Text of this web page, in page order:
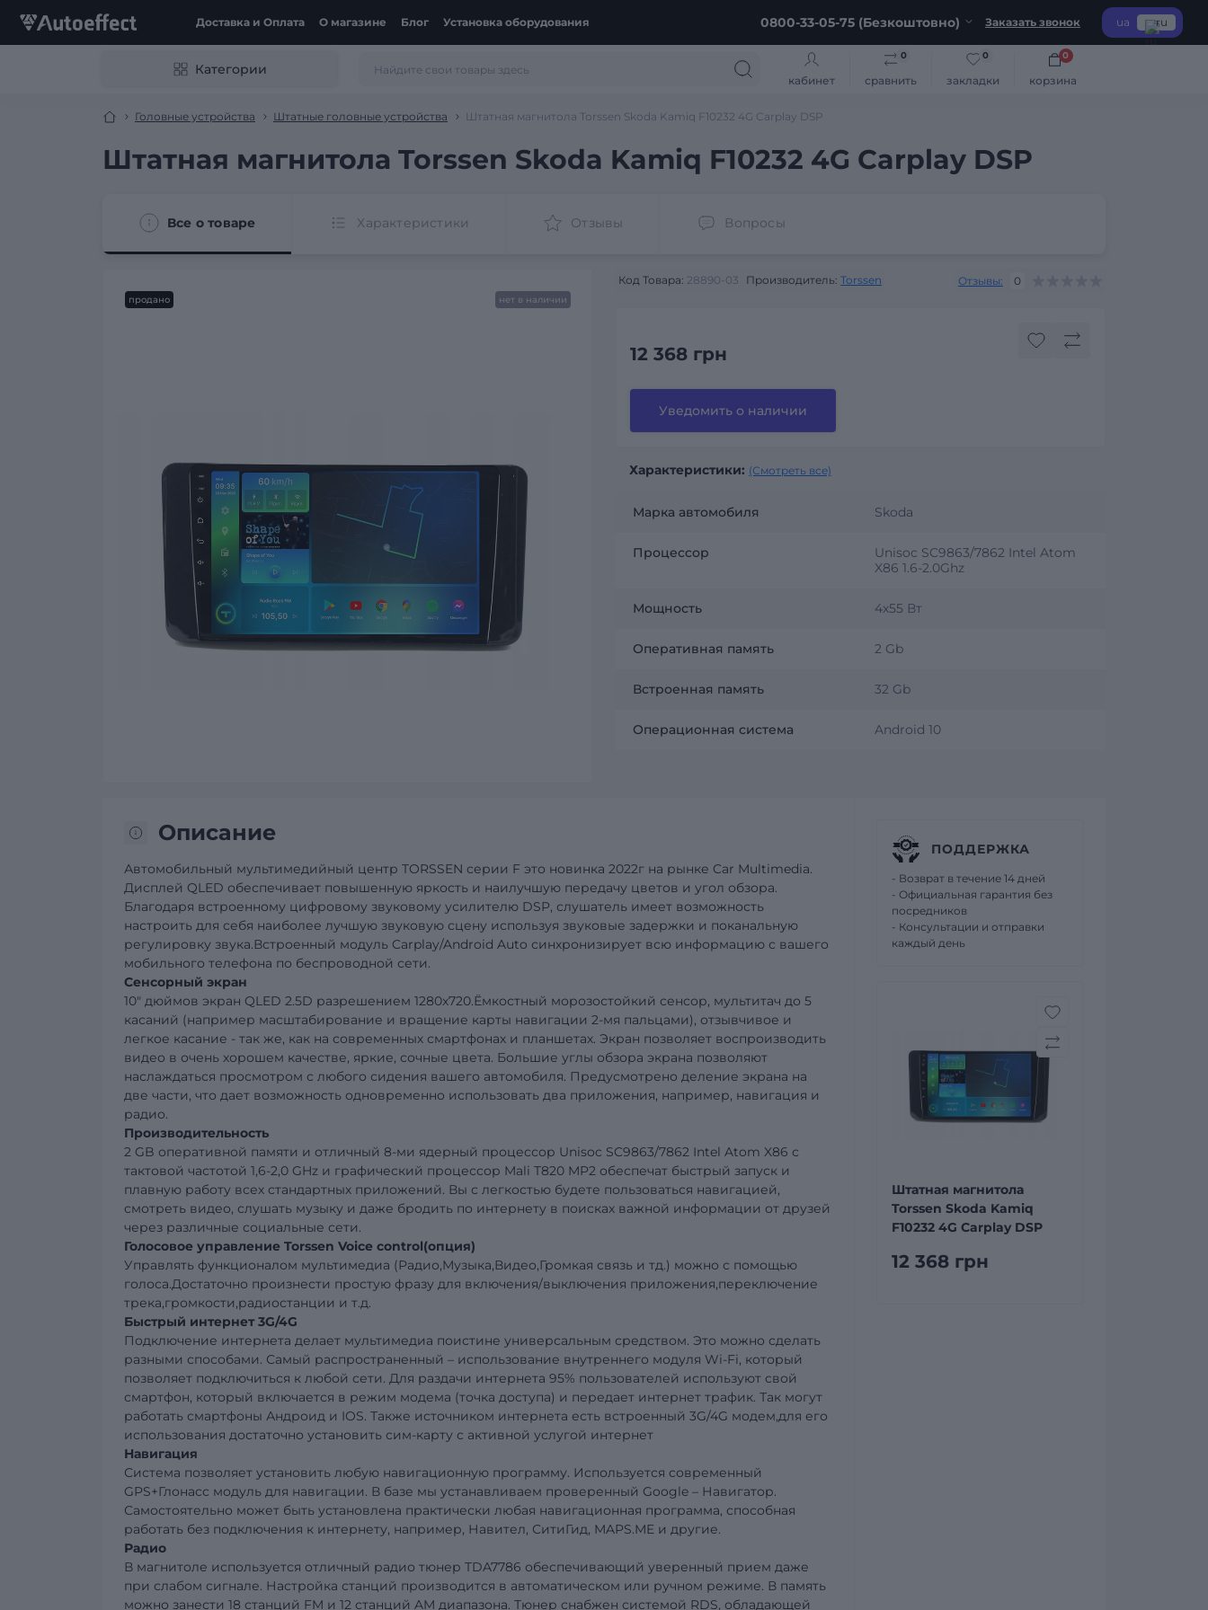
Доставка и Оплата О магазине Блог Установка оборудования 0800-33-05-75 (Безкоштовно) Заказать звонок ua ru
Категории
кабинет сравнить
0
закладки
0
корзина
0
Головные устройства Штатные головные устройства Штатная магнитола Torssen Skoda Kamiq F10232 4G Carplay DSP
Штатная магнитола Torssen Skoda Kamiq F10232 4G Carplay DSP
Все о товаре Характеристики Отзывы Вопросы
продано нет в наличии
Код Товара: 28890-03 Производитель: Torssen Отзывы: 0
12 368 грн
Уведомить о наличии
Характеристики: (Смотреть все)
Марка автомобиля Skoda
Процессор
Unisoc SC9863/7862 Intel Atom
X86 1.6-2.0Ghz
Мощность 4х55 Вт
Оперативная память 2 Gb
Встроенная память 32 Gb
Операционная система Android 10
Описание
Автомобильный мультимедийный центр TORSSEN серии F это новинка 2022г на рынке Car Multimedia.
Дисплей QLED обеспечивает повышенную яркость и наилучшую передачу цветов и угол обзора.
Благодаря встроенному цифровому звуковому усилителю DSP, слушатель имеет возможность
настроить для себя наиболее лучшую звуковую сцену используя звуковые задержки и поканальную
регулировку звука.Встроенный модуль Carplay/Android Auto синхронизирует всю информацию с вашего
мобильного телефона по беспроводной сети.
Сенсорный экран
10" дюймов экран QLED 2.5D разрешением 1280x720.Ёмкостный морозостойкий сенсор, мультитач до 5
касаний (например масштабирование и вращение карты навигации 2-мя пальцами), отзывчивое и
легкое касание - так же, как на современных смартфонах и планшетах. Экран позволяет воспроизводить
видео в очень хорошем качестве, яркие, сочные цвета. Большие углы обзора экрана позволяют
наслаждаться просмотром с любого сидения вашего автомобиля. Предусмотрено деление экрана на
две части, что дает возможность одновременно использовать два приложения, например, навигация и
радио.
Производительность
2 GB оперативной памяти и отличный 8-ми ядерный процессор Unisoc SC9863/7862 Intel Atom X86 с
тактовой частотой 1,6-2,0 GHz и графический процессор Mali T820 MP2 обеспечат быстрый запуск и
плавную работу всех стандартных приложений. Вы с легкостью будете пользоваться навигацией,
смотреть видео, слушать музыку и даже бродить по интернету в поисках важной информации от друзей
через различные социальные сети.
Голосовое управление Torssen Voice control(опция)
Управлять функционалом мультимедиа (Радио,Музыка,Видео,Громкая связь и тд.) можно с помощью
голоса.Достаточно произнести простую фразу для включения/выключения приложения,переключение
трека,громкости,радиостанции и т.д.
Быстрый интернет 3G/4G
Подключение интернета делает мультимедиа поистине универсальным средством. Это можно сделать
разными способами. Самый распространенный – использование внутреннего модуля Wi-Fi, который
позволяет подключиться к любой сети. Для раздачи интернета 95% пользователей используют свой
смартфон, который включается в режим модема (точка доступа) и передает интернет трафик. Так могут
работать смартфоны Андроид и IOS. Также источником интернета есть встроенный 3G/4G модем,для его
использования достаточно установить сим-карту с активной услугой интернет
Навигация
Система позволяет установить любую навигационную программу. Используется современный
GPS+Глонасс модуль для навигации. В базе мы устанавливаем проверенный Google – Навигатор.
Самостоятельно может быть установлена практически любая навигационная программа, способная
работать без подключения к интернету, например, Навител, СитиГид, MAPS.ME и другие.
Радио
В магнитоле используется отличный радио тюнер TDA7786 обеспечивающий уверенный прием даже
при слабом сигнале. Настройка станций производится в автоматическом или ручном режиме. В память
можно занести 18 станций FM и 12 станций AM диапазона. Тюнер снабжен системой RDS, обладающей
ПОДДЕРЖКА
- Возврат в течение 14 дней
- Официальная гарантия без
посредников
- Консультации и отправки
каждый день
Штатная магнитола
Torssen Skoda Kamiq
F10232 4G Carplay DSP
12 368 грн